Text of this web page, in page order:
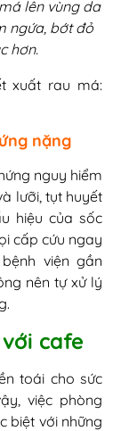
lên vùng da
ngứa, bớt đỏ
hơn.
xuất rau má:
nặng
nguy hiểm
lưỡi, tụt huyết
hiệu của sốc
cấp cứu ngay
viện gần
nên tự xử lý
cafe
toái cho sức
việc phòng
biệt với những